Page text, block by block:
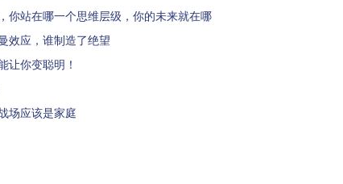
你站在哪一个思维层级，你的未来就在哪
效应，谁制造了绝望
让你变聪明！
场应该是家庭